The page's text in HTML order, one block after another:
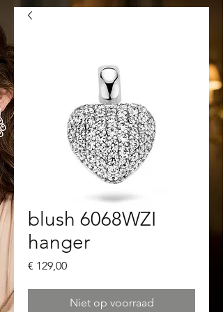
blush 6068WZI
hanger
€ 129,00Prijs
Niet op voorraad